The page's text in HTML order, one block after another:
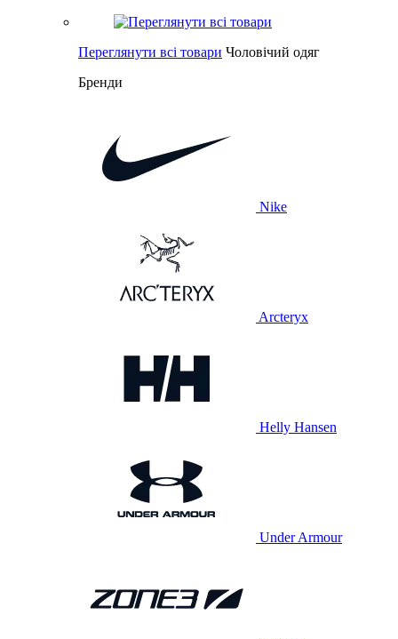
Переглянути всі товари Чоловічий одяг
Бренди
Nike
Arcteryx
Helly Hansen
Under Armour